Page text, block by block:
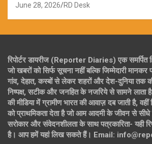
June 28, 2026 RD Desk
रिपोर्टर डायरीज (Reporter Diaries) एक समर्पित
जो खबरों को सिर्फ सूचना नहीं बल्कि जिम्मेदारी
गांव, देहात, कस्बों से लेकर शहरों और देश-दुनिया तक
निष्पक्ष, सटीक और जनहित के नजरिये से सामने लाता
की मीडिया में ग्रामीण भारत की आवाज़ दब जाती है, वहीं
को प्राथमिकता देता है जो आम आदमी के जीवन से
सरोकार और संवेदनशीलता के साथ पत्रकारिता- यही
है। आप हमें यहां लिख सकते हैं। Email: